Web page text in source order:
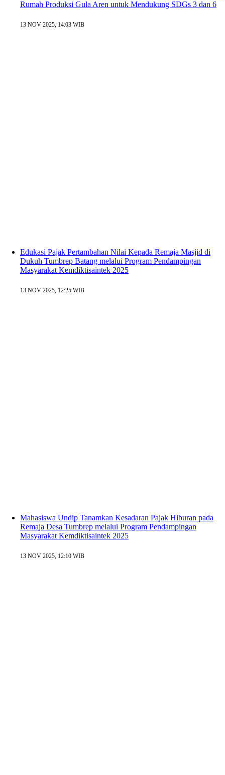
Rumah Produksi Gula Aren untuk Mendukung SDGs 3 dan 6
13 NOV 2025, 14:03 WIB
Edukasi Pajak Pertambahan Nilai Kepada Remaja Masjid di
Dukuh Tumbrep Batang melalui Program Pendampingan
Masyarakat Kemdiktisaintek 2025
13 NOV 2025, 12:25 WIB
Mahasiswa Undip Tanamkan Kesadaran Pajak Hiburan pada
Remaja Desa Tumbrep melalui Program Pendampingan
Masyarakat Kemdiktisaintek 2025
13 NOV 2025, 12:10 WIB